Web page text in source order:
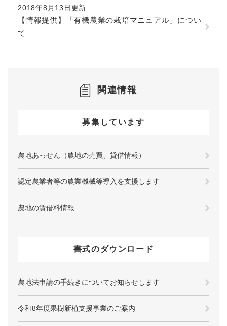
2018年8月13日更新
【情報提供】「有機農業の栽培マニュアル」につい
て
関連情報
募集しています
農地あっせん（農地の売買、貸借情報）
認定農業者等の農業機械等導入を支援します
農地の賃借料情報
書式のダウンロード
農地法申請の手続きについてお知らせします
令和8年度果樹新植支援事業のご案内